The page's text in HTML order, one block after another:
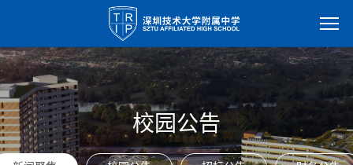
校园公告